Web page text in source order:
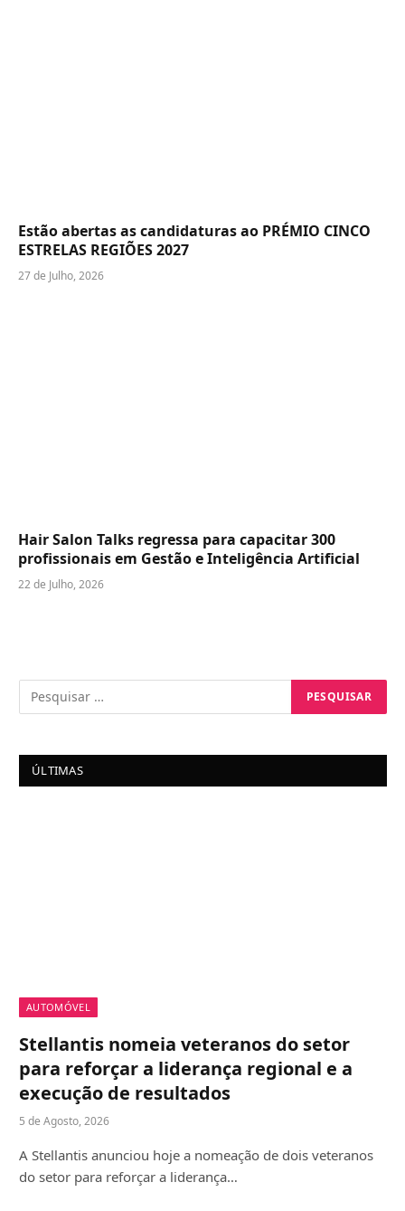
Estão abertas as candidaturas ao PRÉMIO CINCO
ESTRELAS REGIÕES 2027
27 de Julho, 2026
Hair Salon Talks regressa para capacitar 300
profissionais em Gestão e Inteligência Artificial
22 de Julho, 2026
ÚLTIMAS
AUTOMÓVEL
Stellantis nomeia veteranos do setor
para reforçar a liderança regional e a
execução de resultados
5 de Agosto, 2026
A Stellantis anunciou hoje a nomeação de dois veteranos
do setor para reforçar a liderança…